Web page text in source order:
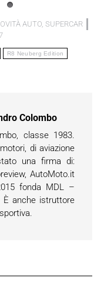
AUTO, SUPERCAR
R8 Neuberg Edition
Colombo
classe 1983.
di aviazione
una firma di:
AutoMoto.it
fonda MDL –
È anche istruttore